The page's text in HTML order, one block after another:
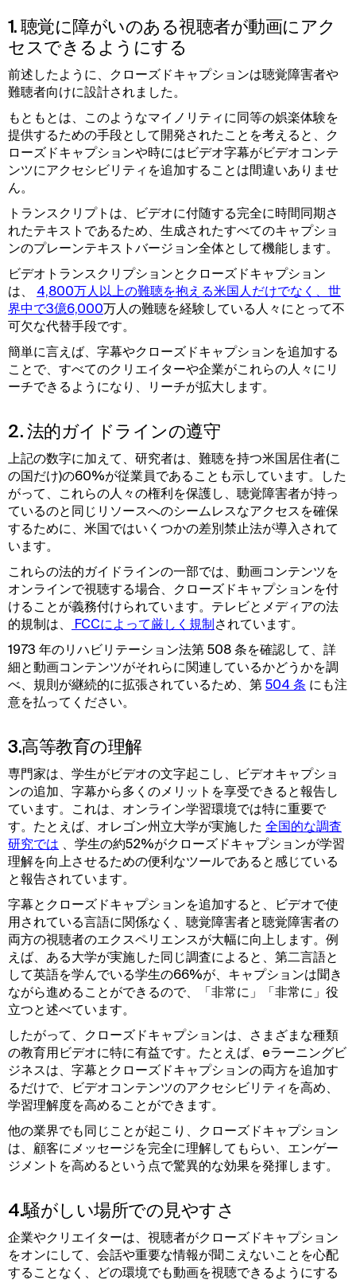
1. 聴覚に障がいのある視聴者が動画にアク
セスできるようにする
前述したように、クローズドキャプションは聴覚障害者や
難聴者向けに設計されました。
もともとは、このようなマイノリティに同等の娯楽体験を
提供するための手段として開発されたことを考えると、ク
ローズドキャプションや時にはビデオ字幕がビデオコンテ
ンツにアクセシビリティを追加することは間違いありませ
ん。
トランスクリプトは、ビデオに付随する完全に時間同期さ
れたテキストであるため、生成されたすべてのキャプショ
ンのプレーンテキストバージョン全体として機能します。
ビデオトランスクリプションとクローズドキャプション
は、 4,800万人以上の難聴を抱える米国人だけでなく、世
界中で3億6,000万人の難聴を経験している人々にとって不
可欠な代替手段です。
簡単に言えば、字幕やクローズドキャプションを追加する
ことで、すべてのクリエイターや企業がこれらの人々にリ
ーチできるようになり、リーチが拡大します。
2. 法的ガイドラインの遵守
上記の数字に加えて、研究者は、難聴を持つ米国居住者(こ
の国だけ)の60%が従業員であることも示しています。した
がって、これらの人々の権利を保護し、聴覚障害者が持っ
ているのと同じリソースへのシームレスなアクセスを確保
するために、米国ではいくつかの差別禁止法が導入されて
います。
これらの法的ガイドラインの一部では、動画コンテンツを
オンラインで視聴する場合、クローズドキャプションを付
けることが義務付けられています。テレビとメディアの法
的規制は、
FCCによって厳しく規制されています。
1973 年のリハビリテーション法第 508 条を確認して、詳
細と動画コンテンツがそれらに関連しているかどうかを調
べ、規則が継続的に拡張されているため、第 504 条 にも注
意を払ってください。
3.高等教育の理解
専門家は、学生がビデオの文字起こし、ビデオキャプショ
ンの追加、字幕から多くのメリットを享受できると報告し
ています。これは、オンライン学習環境では特に重要で
す。たとえば、オレゴン州立大学が実施した 全国的な調査
研究では 、学生の約52%がクローズドキャプションが学習
理解を向上させるための便利なツールであると感じている
と報告されています。
字幕とクローズドキャプションを追加すると、ビデオで使
用されている言語に関係なく、聴覚障害者と聴覚障害者の
両方の視聴者のエクスペリエンスが大幅に向上します。例
えば、ある大学が実施した同じ調査によると、第二言語と
して英語を学んでいる学生の66%が、キャプションは聞き
ながら進めることができるので、「非常に」「非常に」役
立つと述べています。
したがって、クローズドキャプションは、さまざまな種類
の教育用ビデオに特に有益です。たとえば、eラーニングビ
ジネスは、字幕とクローズドキャプションの両方を追加す
るだけで、ビデオコンテンツのアクセシビリティを高め、
学習理解度を高めることができます。
他の業界でも同じことが起こり、クローズドキャプション
は、顧客にメッセージを完全に理解してもらい、エンゲー
ジメントを高めるという点で驚異的な効果を発揮します。
4.騒がしい場所での見やすさ
企業やクリエイターは、視聴者がクローズドキャプション
をオンにして、会話や重要な情報が聞こえないことを心配
することなく、どの環境でも動画を視聴できるようにする